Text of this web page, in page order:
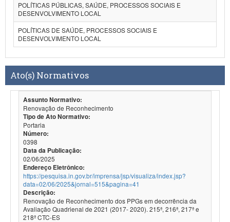
POLÍTICAS PÚBLICAS, SAÚDE, PROCESSOS SOCIAIS E
DESENVOLVIMENTO LOCAL
POLÍTICAS DE SAÚDE, PROCESSOS SOCIAIS E
DESENVOLVIMENTO LOCAL
Ato(s) Normativos
Assunto Normativo:
Renovação de Reconhecimento
Tipo de Ato Normativo:
Portaria
Número:
0398
Data da Publicação:
02/06/2025
Endereço Eletrônico:
https://pesquisa.in.gov.br/imprensa/jsp/visualiza/index.jsp?
data=02/06/2025&jornal=515&pagina=41
Descrição:
Renovação de Reconhecimento dos PPGs em decorrência da
Avaliação Quadrienal de 2021 (2017- 2020). 215ª, 216ª, 217ª e
218ª CTC-ES